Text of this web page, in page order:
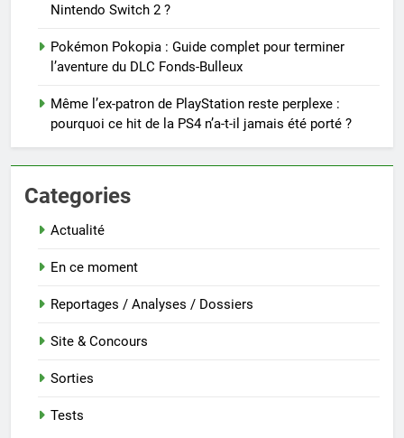
Nintendo Switch 2 ?
Pokémon Pokopia : Guide complet pour terminer
l’aventure du DLC Fonds-Bulleux
Même l’ex-patron de PlayStation reste perplexe :
pourquoi ce hit de la PS4 n’a-t-il jamais été porté ?
Categories
Actualité
En ce moment
Reportages / Analyses / Dossiers
Site & Concours
Sorties
Tests